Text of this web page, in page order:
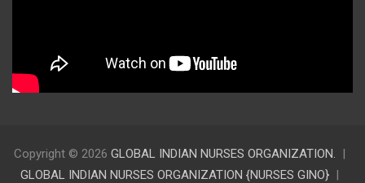
Copyright © 2026 GLOBAL INDIAN NURSES ORGANIZATION.
GLOBAL INDIAN NURSES ORGANIZATION {NURSES GINO}